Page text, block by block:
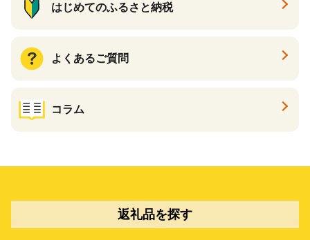
はじめてのふるさと納税
よくあるご質問
コラム
返礼品を探す